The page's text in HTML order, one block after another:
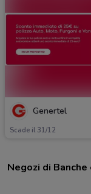
Genertel
Scade il 31/12
Negozi di